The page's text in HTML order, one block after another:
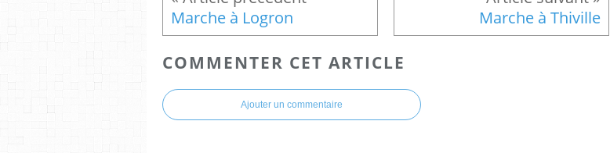
Marche à Logron Marche à Thiville
COMMENTER CET ARTICLE
Ajouter un commentaire